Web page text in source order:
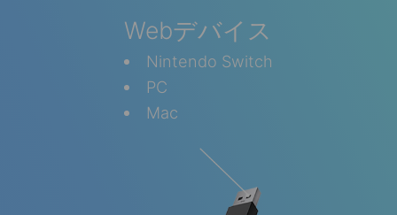
Webデバイス
Nintendo Switch
PC
Mac